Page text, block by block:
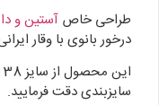
طراحی خاصآستین و
درخور بانوی با وقار
سایزبندی دقت فرمایید.